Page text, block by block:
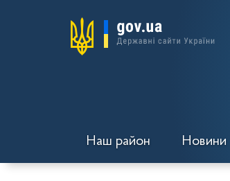
Наш район Новини